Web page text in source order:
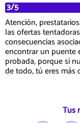
3/5
Atención,
las ofertas
consecuencias
encontrar un puente
probada, porque si
de todo, tú eres más
Tus